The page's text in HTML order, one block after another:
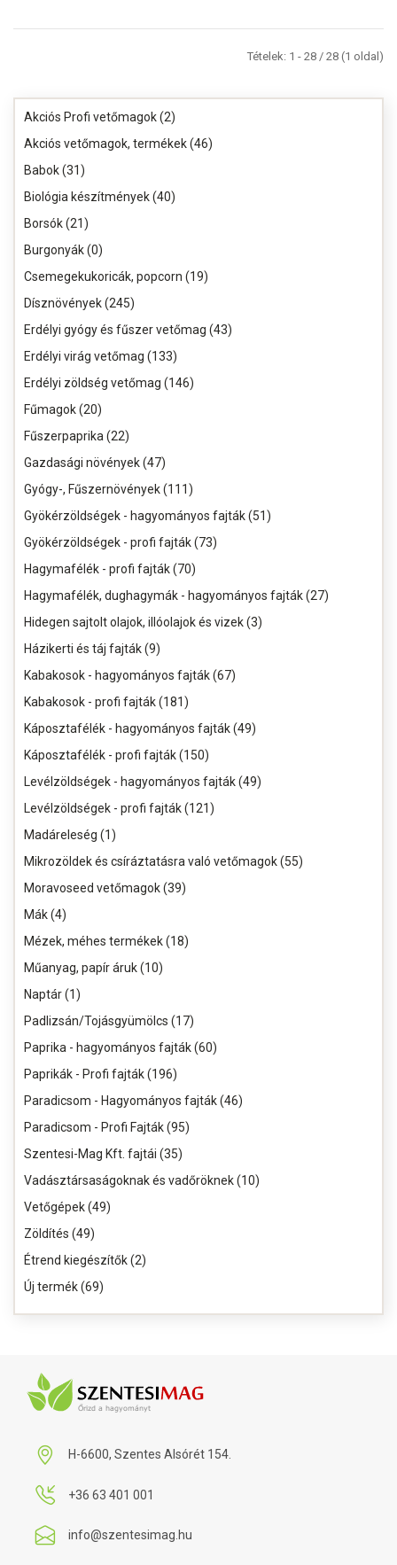
Akciós Profi vetőmagok (2)
Akciós vetőmagok, termékek (46)
Babok (31)
Biológia készítmények (40)
Borsók (21)
Burgonyák (0)
Csemegekukoricák, popcorn (19)
Dísznövények (245)
Erdélyi gyógy és fűszer vetőmag (43)
Erdélyi virág vetőmag (133)
Erdélyi zöldség vetőmag (146)
Fűmagok (20)
Fűszerpaprika (22)
Gazdasági növények (47)
Gyógy-, Fűszernövények (111)
Gyökérzöldségek - hagyományos fajták (51)
Gyökérzöldségek - profi fajták (73)
Hagymafélék - profi fajták (70)
Hagymafélék, dughagymák - hagyományos fajták (27)
Hidegen sajtolt olajok, illóolajok és vizek (3)
Házikerti és táj fajták (9)
Kabakosok - hagyományos fajták (67)
Kabakosok - profi fajták (181)
Káposztafélék - hagyományos fajták (49)
Káposztafélék - profi fajták (150)
Levélzöldségek - hagyományos fajták (49)
Levélzöldségek - profi fajták (121)
Madáreleség (1)
Mikrozöldek és csíráztatásra való vetőmagok (55)
Moravoseed vetőmagok (39)
Mák (4)
Mézek, méhes termékek (18)
Műanyag, papír áruk (10)
Naptár (1)
Padlizsán/Tojásgyümölcs (17)
Paprika - hagyományos fajták (60)
Paprikák - Profi fajták (196)
Paradicsom - Hagyományos fajták (46)
Paradicsom - Profi Fajták (95)
Szentesi-Mag Kft. fajtái (35)
Vadásztársaságoknak és vadőröknek (10)
Vetőgépek (49)
Zöldítés (49)
Étrend kiegészítők (2)
Új termék (69)
Tételek: 1 - 28 / 28 (1 oldal)
H-6600, Szentes Alsórét 154.
+36 63 401 001
info@szentesimag.hu